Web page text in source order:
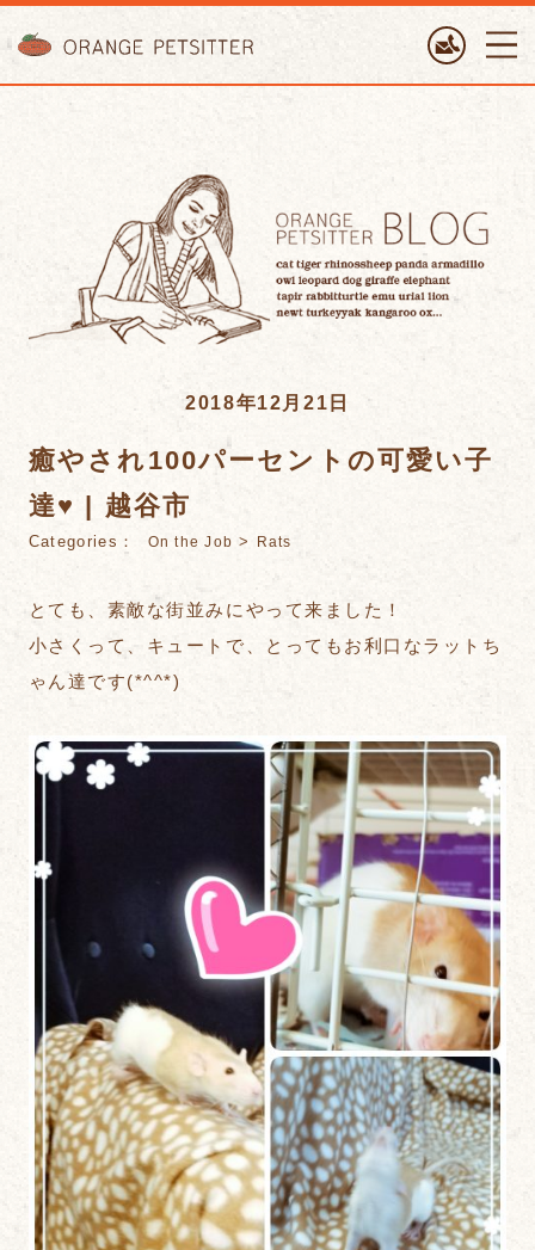
2018年12月21日
癒やされ100パーセントの可愛い子
達♥ | 越谷市
Categories： On the Job > Rats
とても、素敵な街並みにやって来ました！
小さくって、キュートで、とってもお利口なラットち
ゃん達です(*^^*)